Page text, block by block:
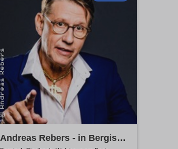
Andreas Rebers - in Bergisch